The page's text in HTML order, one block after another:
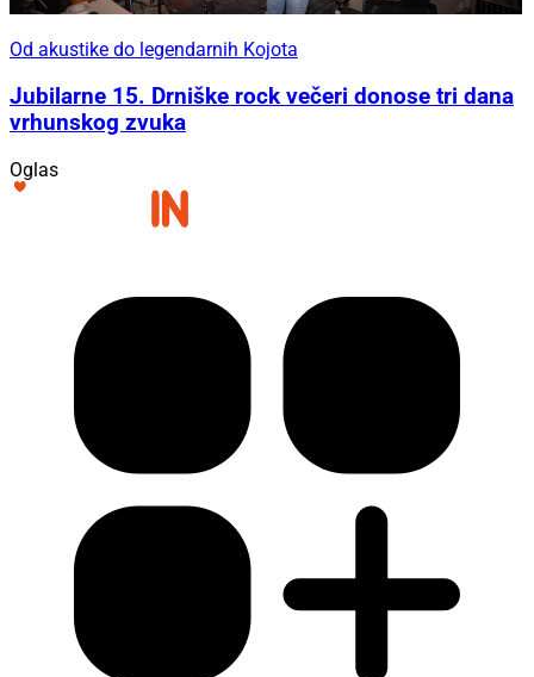
Od akustike do legendarnih Kojota
Jubilarne 15. Drniške rock večeri donose tri dana
vrhunskog zvuka
Oglas